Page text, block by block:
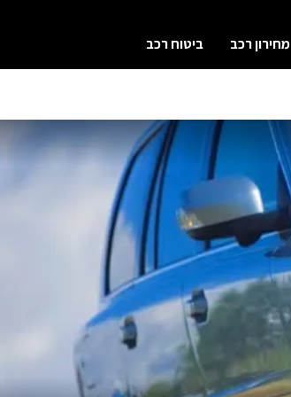
מחירון רכב ביטוח רכב